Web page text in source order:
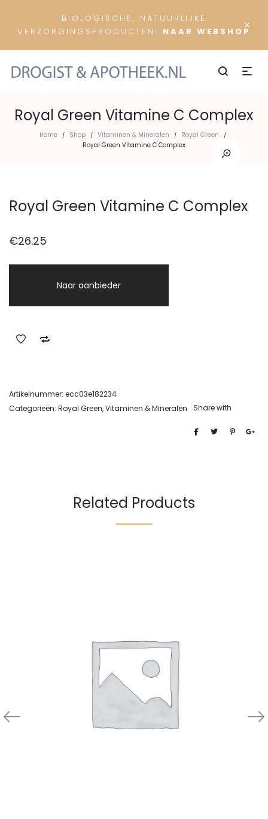
×
BIOLOGISCHE, NATUURLIJKE
VERZORGINGSPRODUCTEN! NAAR WEBSHOP
Royal Green Vitamine C Complex
Home / Shop / Vitaminen & Mineralen / Royal Green /
Royal Green Vitamine C Complex
Royal Green Vitamine C Complex
€26.25
Naar aanbieder
Artikelnummer: ecc03e182234
Categorieën: Royal Green,Vitaminen & Mineralen Share with
Related Products